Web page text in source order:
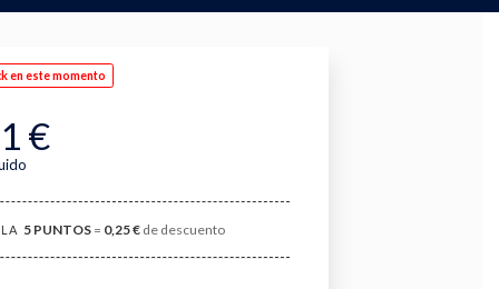
en este momento
€
5PUNTOS= 0,25 €de descuento